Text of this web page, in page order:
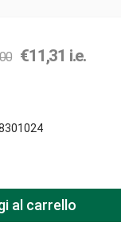
€11,31 i.e.
al carrello